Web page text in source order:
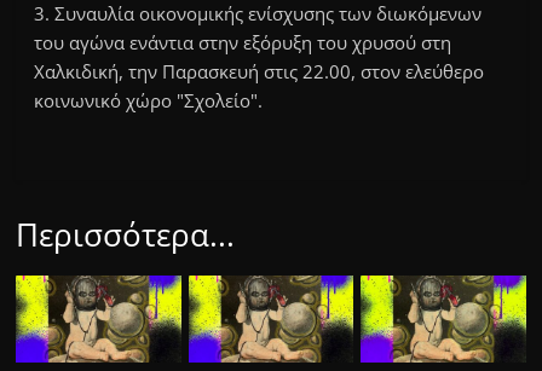
3. Συναυλία οικονομικής ενίσχυσης των διωκόμενων
του αγώνα ενάντια στην εξόρυξη του χρυσού στη
Χαλκιδική, την Παρασκευή στις 22.00, στον ελεύθερο
κοινωνικό χώρο "Σχολείο".
Περισσότερα...